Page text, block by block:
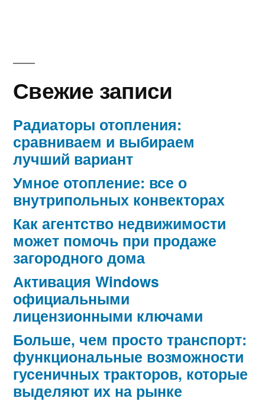
Свежие записи
Радиаторы отопления:
сравниваем и выбираем
лучший вариант
Умное отопление: все о
внутрипольных конвекторах
Как агентство недвижимости
может помочь при продаже
загородного дома
Активация Windows
официальными
лицензионными ключами
Больше, чем просто транспорт:
функциональные возможности
гусеничных тракторов, которые
выделяют их на рынке